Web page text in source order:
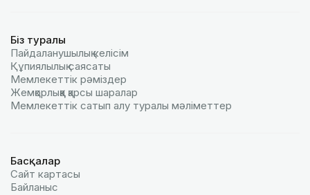
Біз туралы
Пайдаланушылық келiciм
Құпиялылық саясаты
Мемлекеттік рәміздер
Жемқорлыққа қарсы шаралар
Мемлекеттік сатып алу туралы мәлiметтер
Басқалар
Сайт картасы
Байланыс